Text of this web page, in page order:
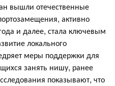
вышли отечественные
активно
и далее, стала ключевым
локального
меры поддержки для
занять нишу, ранее
показывают, что